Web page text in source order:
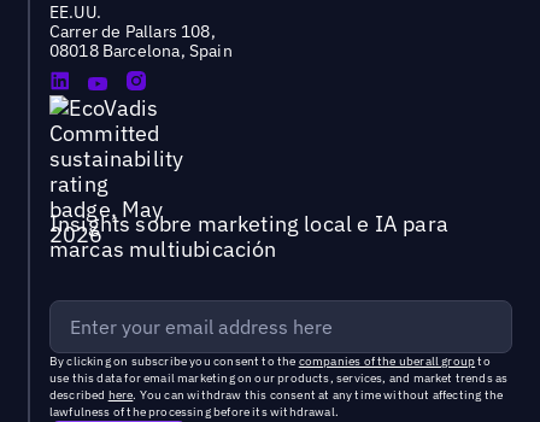
EE.UU.
Carrer de Pallars 108,
08018 Barcelona, Spain
Insights sobre marketing local e IA para
marcas multiubicación
By clicking on subscribe you consent to the companies of the uberall groupto
use this data for email marketing on our products, services, and market trends as
described here. You can withdraw this consent at any time without affecting the
lawfulness of the processing before its withdrawal.